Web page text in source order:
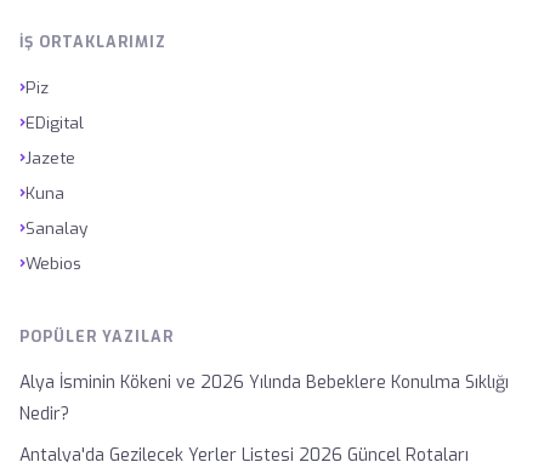
İŞ ORTAKLARIMIZ
›Piz
›EDigital
›Jazete
›Kuna
›Sanalay
›Webios
POPÜLER YAZILAR
Alya İsminin Kökeni ve 2026 Yılında Bebeklere Konulma Sıklığı
Nedir?
Antalya'da Gezilecek Yerler Listesi 2026 Güncel Rotaları